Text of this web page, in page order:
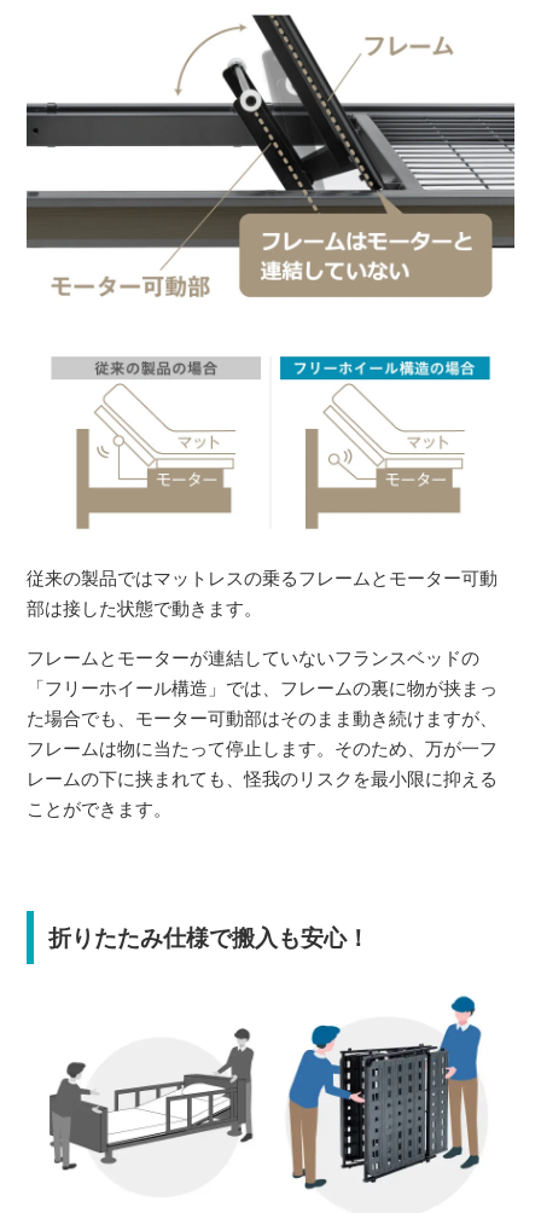
従来の製品ではマットレスの乗るフレームとモーター可動
部は接した状態で動きます。
フレームとモーターが連結していないフランスベッドの
「フリーホイール構造」では、フレームの裏に物が挟まっ
た場合でも、モーター可動部はそのまま動き続けますが、
フレームは物に当たって停止します。そのため、万が一フ
レームの下に挟まれても、怪我のリスクを最小限に抑える
ことができます。
折りたたみ仕様で搬入も安心！